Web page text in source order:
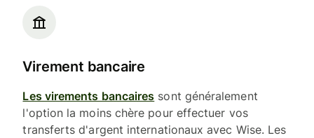
Virement bancaire
Les virements bancaires sont généralement
l'option la moins chère pour effectuer vos
transferts d'argent internationaux avec Wise. Les